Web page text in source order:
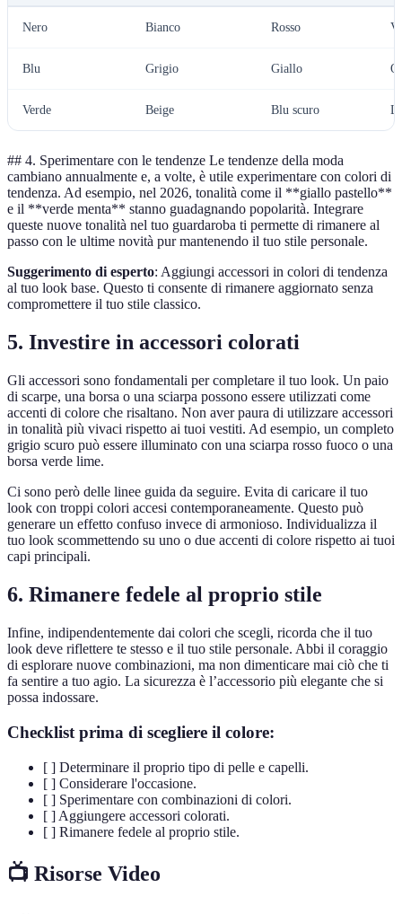
Nero Bianco Rosso
Blu Grigio Giallo
Verde Beige Blu scuro
## 4. Sperimentare con le tendenze Le tendenze della moda
cambiano annualmente e, a volte, è utile experimentare con colori di
tendenza. Ad esempio, nel 2026, tonalità come il **giallo pastello**
e il **verde menta** stanno guadagnando popolarità. Integrare
queste nuove tonalità nel tuo guardaroba ti permette di rimanere al
passo con le ultime novità pur mantenendo il tuo stile personale.
Suggerimento di esperto: Aggiungi accessori in colori di tendenza
al tuo look base. Questo ti consente di rimanere aggiornato senza
compromettere il tuo stile classico.
5. Investire in accessori colorati
Gli accessori sono fondamentali per completare il tuo look. Un paio
di scarpe, una borsa o una sciarpa possono essere utilizzati come
accenti di colore che risaltano. Non aver paura di utilizzare accessori
in tonalità più vivaci rispetto ai tuoi vestiti. Ad esempio, un completo
grigio scuro può essere illuminato con una sciarpa rosso fuoco o una
borsa verde lime.
Ci sono però delle linee guida da seguire. Evita di caricare il tuo
look con troppi colori accesi contemporaneamente. Questo può
generare un effetto confuso invece di armonioso. Individualizza il
tuo look scommettendo su uno o due accenti di colore rispetto ai tuoi
capi principali.
6. Rimanere fedele al proprio stile
Infine, indipendentemente dai colori che scegli, ricorda che il tuo
look deve riflettere te stesso e il tuo stile personale. Abbi il coraggio
di esplorare nuove combinazioni, ma non dimenticare mai ciò che ti
fa sentire a tuo agio. La sicurezza è l’accessorio più elegante che si
possa indossare.
Checklist prima di scegliere il colore:
[ ] Determinare il proprio tipo di pelle e capelli.
[ ] Considerare l'occasione.
[ ] Sperimentare con combinazioni di colori.
[ ] Aggiungere accessori colorati.
[ ] Rimanere fedele al proprio stile.
📺 Risorse Video